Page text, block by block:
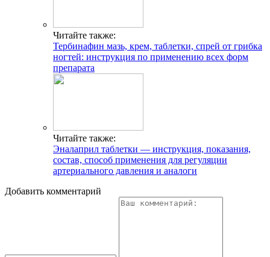
Читайте также:
Тербинафин мазь, крем, таблетки, спрей от грибка
ногтей: инструкция по применению всех форм
препарата
Читайте также:
Эналаприл таблетки — инструкция, показания,
состав, способ применения для регуляции
артериального давления и аналоги
Добавить комментарий